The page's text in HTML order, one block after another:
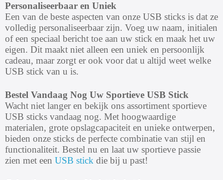
Personaliseerbaar en Uniek
Een van de beste aspecten van onze USB sticks is dat ze
volledig personaliseerbaar zijn. Voeg uw naam, initialen
of een speciaal bericht toe aan uw stick en maak het uw
eigen. Dit maakt niet alleen een uniek en persoonlijk
cadeau, maar zorgt er ook voor dat u altijd weet welke
USB stick van u is.
Bestel Vandaag Nog Uw Sportieve USB Stick
Wacht niet langer en bekijk ons assortiment sportieve
USB sticks vandaag nog. Met hoogwaardige
materialen, grote opslagcapaciteit en unieke ontwerpen,
bieden onze sticks de perfecte combinatie van stijl en
functionaliteit. Bestel nu en laat uw sportieve passie
zien met een USB stick die bij u past!